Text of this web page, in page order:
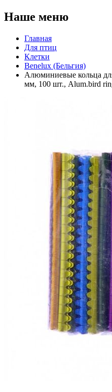
Наше меню
Главная
Для птиц
Клетки
Benelux (Бельгия)
Алюминиевые кольца
мм, 100 шт., Аlum.bird